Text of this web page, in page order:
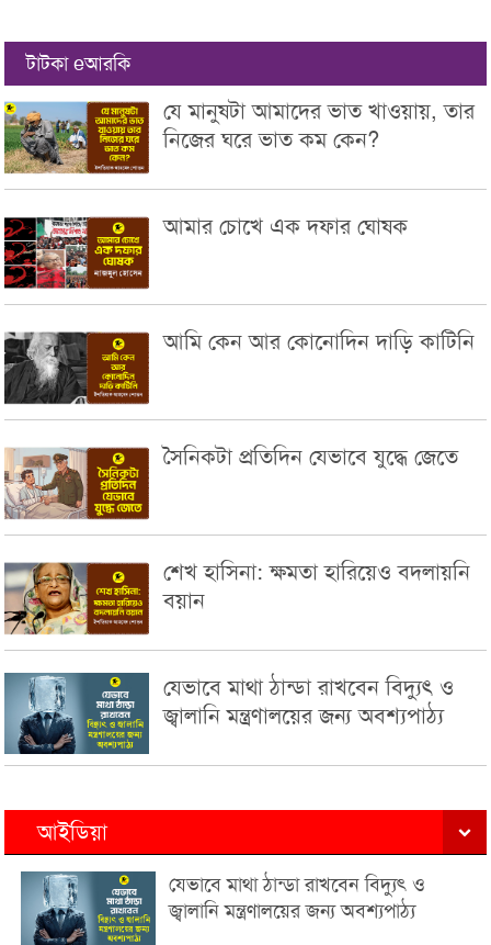
টাটকা eআরকি
যে মানুষটা আমাদের ভাত খাওয়ায়, তার
নিজের ঘরে ভাত কম কেন?
আমার চোখে এক দফার ঘোষক
আমি কেন আর কোনোদিন দাড়ি কাটিনি
সৈনিকটা প্রতিদিন যেভাবে যুদ্ধে জেতে
শেখ হাসিনা: ক্ষমতা হারিয়েও বদলায়নি
বয়ান
যেভাবে মাথা ঠান্ডা রাখবেন বিদ্যুৎ ও
জ্বালানি মন্ত্রণালয়ের জন্য অবশ্যপাঠ্য
আইডিয়া
যেভাবে মাথা ঠান্ডা রাখবেন বিদ্যুৎ ও
জ্বালানি মন্ত্রণালয়ের জন্য অবশ্যপাঠ্য